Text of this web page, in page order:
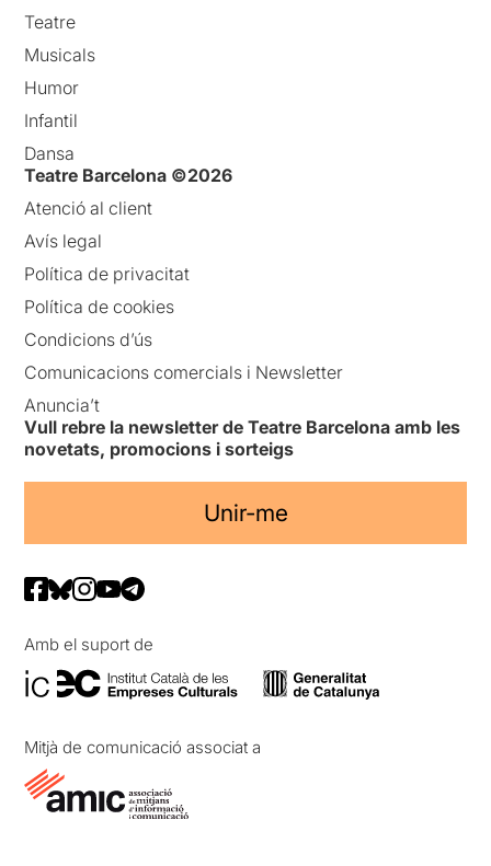
Teatre
Musicals
Humor
Infantil
Dansa
Teatre Barcelona ©2026
Atenció al client
Avís legal
Política de privacitat
Política de cookies
Condicions d’ús
Comunicacions comercials i Newsletter
Anuncia’t
Vull rebre la newsletter de Teatre Barcelona amb les
novetats, promocions i sorteigs
Unir-me
Amb el suport de
Mitjà de comunicació associat a